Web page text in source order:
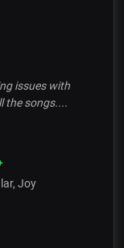
issues with
the songs....
Joy